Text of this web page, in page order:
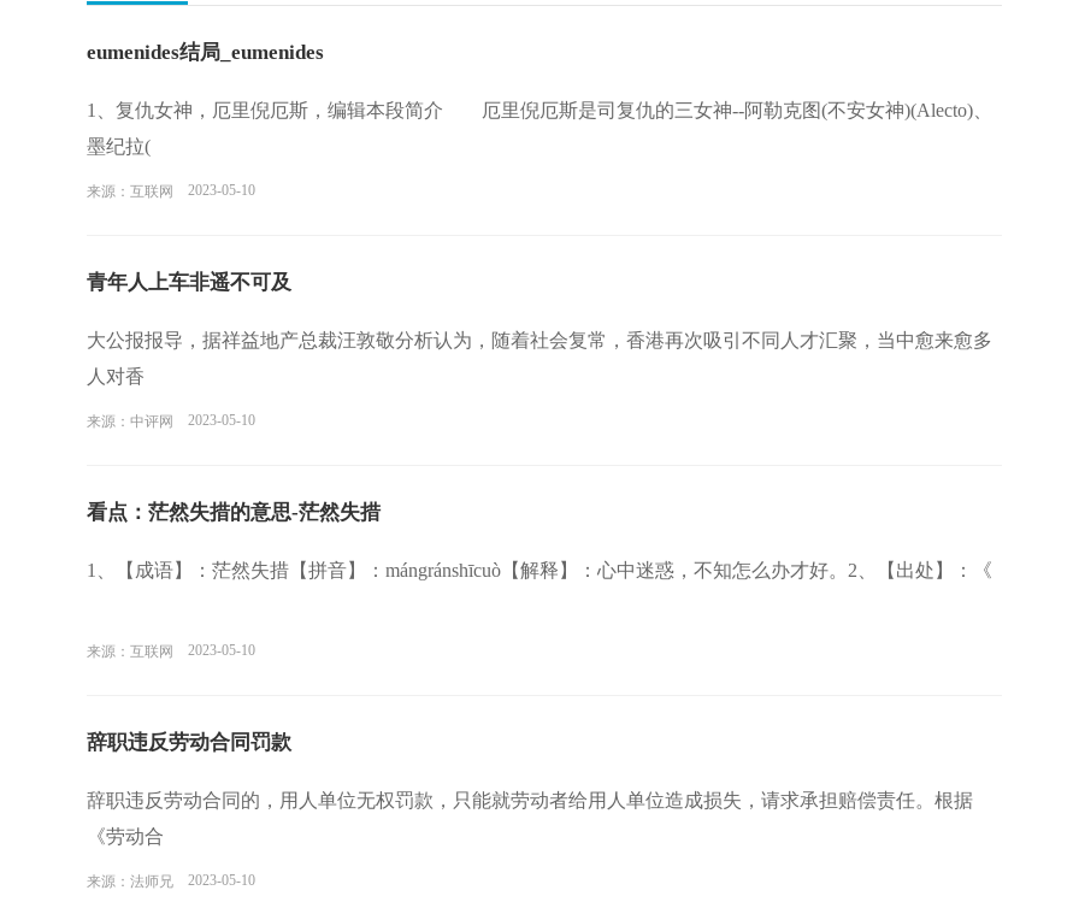
eumenides结局_eumenides
1、复仇女神，厄里倪厄斯，编辑本段简介 厄里倪厄斯是司复仇的三女神--阿勒克图(不安女神)(Alecto)、
墨纪拉(
来源：互联网 2023-05-10
青年人上车非遥不可及
大公报报导，据祥益地产总裁汪敦敬分析认为，随着社会复常，香港再次吸引不同人才汇聚，当中愈来愈多
人对香
来源：中评网 2023-05-10
看点：茫然失措的意思-茫然失措
1、【成语】：茫然失措【拼音】：mángránshīcuò【解释】：心中迷惑，不知怎么办才好。2、【出处】：《
来源：互联网 2023-05-10
辞职违反劳动合同罚款
辞职违反劳动合同的，用人单位无权罚款，只能就劳动者给用人单位造成损失，请求承担赔偿责任。根据
《劳动合
来源：法师兄 2023-05-10